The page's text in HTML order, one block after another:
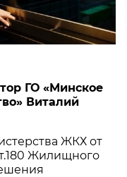
ГО «Минское
Виталий
ЖКХ от
Жилищного